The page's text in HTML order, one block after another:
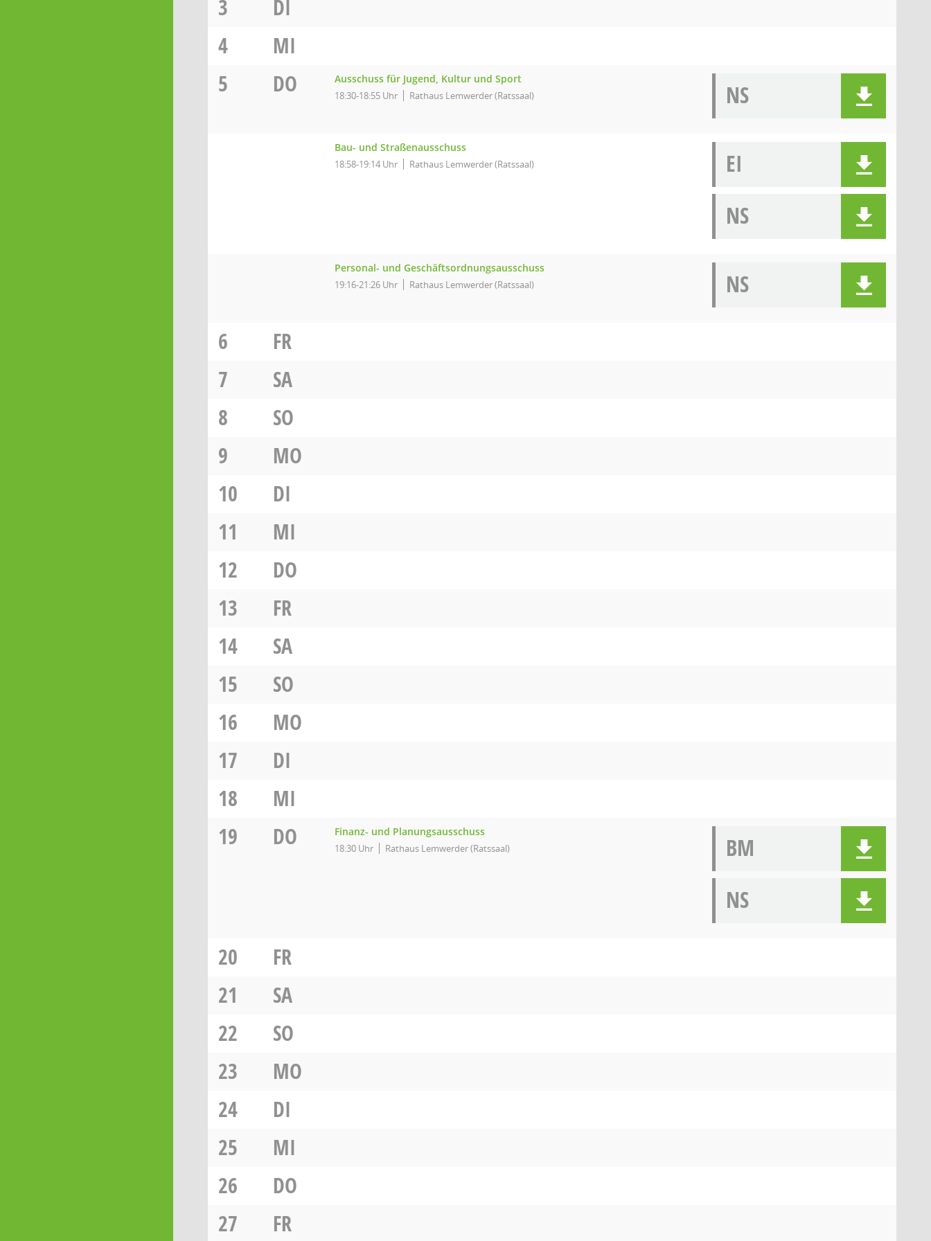
3
DI
4
MI
5
DO Ausschuss für Jugend, Kultur und Sport
18:30-18:55 Uhr Rathaus Lemwerder (Ratssaal) NS
Bau- und Straßenausschuss
18:58-19:14 Uhr Rathaus Lemwerder (Ratssaal)
EI
NS
Personal- und Geschäftsordnungsausschuss
19:16-21:26 Uhr Rathaus Lemwerder (Ratssaal) NS
6
FR
7
SA
8
SO
9
MO
10
DI
11
MI
12
DO
13
FR
14
SA
15
SO
16
MO
17
DI
18
MI
19
DO Finanz- und Planungsausschuss
18:30 Uhr Rathaus Lemwerder (Ratssaal)
BM
NS
20
FR
21
SA
22
SO
23
MO
24
DI
25
MI
26
DO
27
FR